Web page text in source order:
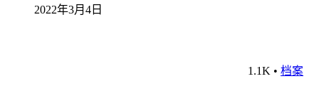
2022年3月4日
1.1K • 档案